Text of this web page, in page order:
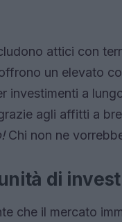
attici con
un elevato
investimenti a
agli affitti a
Chi non ne
di
che il mercato